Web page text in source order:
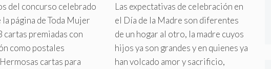
del concurso celebrado
página de Toda Mujer
cartas premiadas con
como postales
cartas para
Las expectativas de celebración en
el Día de la Madre son diferentes
de un hogar al otro, la madre cuyos
hijos ya son grandes y en quienes ya
han volcado amor y sacrificio,